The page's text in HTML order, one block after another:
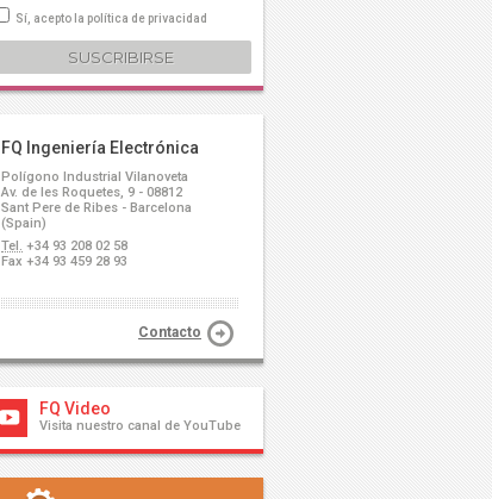
Sí, acepto la política de privacidad
FQ Ingeniería Electrónica
Polígono Industrial Vilanoveta
Av. de les Roquetes, 9 - 08812
Sant Pere de Ribes - Barcelona
(Spain)
Tel. +34 93 208 02 58
Fax +34 93 459 28 93
Contacto
FQ Video
Visita nuestro canal de YouTube